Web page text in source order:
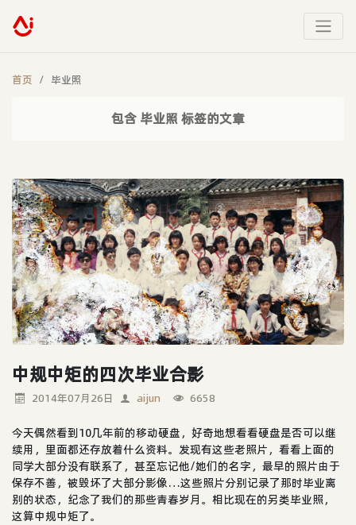
首页 毕业照
包含 毕业照 标签的文章
中规中矩的四次毕业合影
2014年07月26日 aijun 6658
今天偶然看到10几年前的移动硬盘，好奇地想看看硬盘是否可以继
续用，里面都还存放着什么资料。发现有这些老照片，看看上面的
同学大部分没有联系了，甚至忘记他/她们的名字，最早的照片由于
保存不善，被毁坏了大部分影像…这些照片分别记录了那时毕业离
别的状态，纪念了我们的那些青春岁月。相比现在的另类毕业照，
这算中规中矩了。